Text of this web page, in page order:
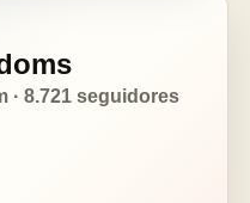
· 8.721 seguidores